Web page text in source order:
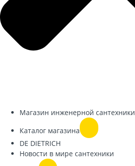
Магазин инженерной сантехники
Каталог магазина
DE DIETRICH
Новости в мире сантехники